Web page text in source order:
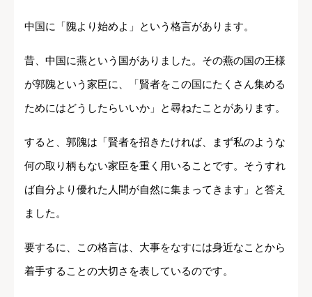
中国に「隗より始めよ」という格言があります。
昔、中国に燕という国がありました。その燕の国の王様
が郭隗という家臣に、「賢者をこの国にたくさん集める
ためにはどうしたらいいか」と尋ねたことがあります。
すると、郭隗は「賢者を招きたければ、まず私のような
何の取り柄もない家臣を重く用いることです。そうすれ
ば自分より優れた人間が自然に集まってきます」と答え
ました。
要するに、この格言は、大事をなすには身近なことから
着手することの大切さを表しているのです。